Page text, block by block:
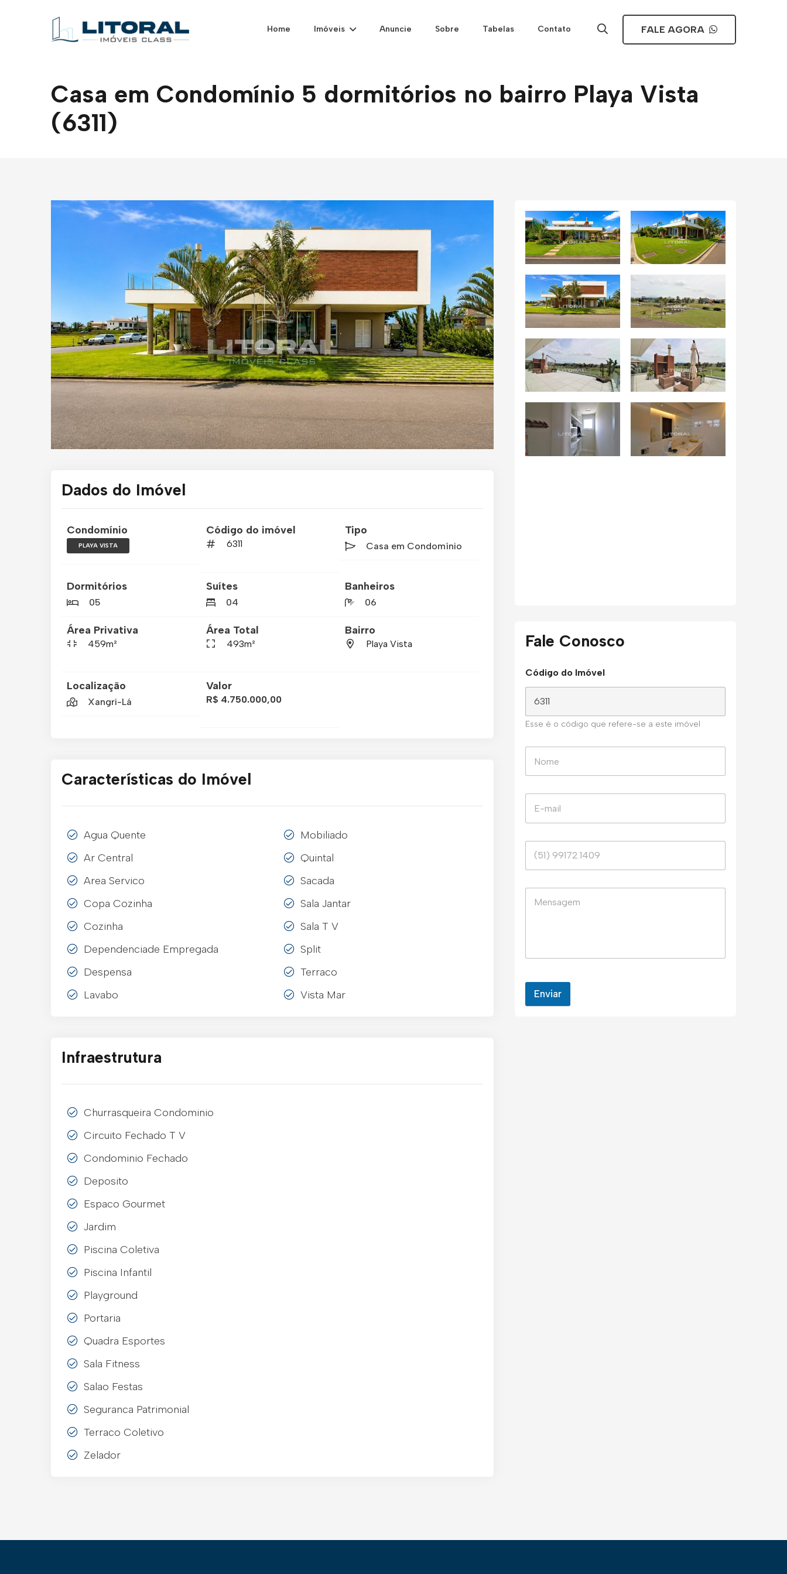
Home Imóveis Anuncie Sobre Tabelas Contato FALE AGORA
Casa em Condomínio 5 dormitórios no bairro Playa Vista
(6311)
Dados do Imóvel
Condomínio
PLAYA VISTA
Código do imóvel
6311
Tipo
Casa em Condomínio
Dormitórios
05
Suítes
04
Banheiros
06
Área Privativa
459m²
Área Total
493m²
Bairro
Playa Vista
Localização
Xangri-Lá
Valor
R$ 4.750.000,00
Características do Imóvel
Agua Quente
Ar Central
Area Servico
Copa Cozinha
Cozinha
Dependenciade Empregada
Despensa
Lavabo
Mobiliado
Quintal
Sacada
Sala Jantar
Sala T V
Split
Terraco
Vista Mar
Infraestrutura
Churrasqueira Condominio
Circuito Fechado T V
Condominio Fechado
Deposito
Espaco Gourmet
Jardim
Piscina Coletiva
Piscina Infantil
Playground
Portaria
Quadra Esportes
Sala Fitness
Salao Festas
Seguranca Patrimonial
Terraco Coletivo
Zelador
Fale Conosco
Código do Imóvel
Esse é o código que refere-se a este imóvel
Enviar